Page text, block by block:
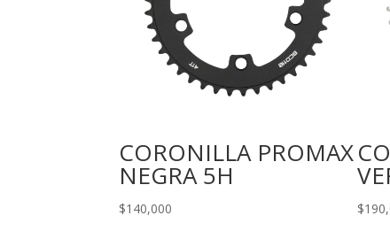
CORONILLA PROMAX
NEGRA 5H
$140,000 $